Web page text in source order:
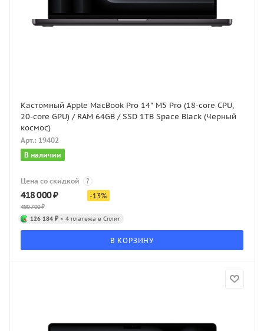
Кастомный Apple MacBook Pro 14" M5 Pro (18-core CPU,
20-core GPU) / RAM 64GB / SSD 1TB Space Black (Черный
космос)
Арт.: 19402
В наличии
Цена со скидкой ?
418 000₽
480 700₽
-13%
126 184 ₽ × 4 платежа в Сплит
В КОРЗИНУ